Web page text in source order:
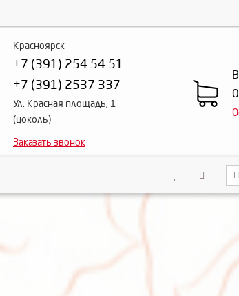
Красноярск
+7 (391) 254 54 51
+7 (391) 2537 337
Ул. Красная площадь, 1
(цоколь)
Заказать звонок